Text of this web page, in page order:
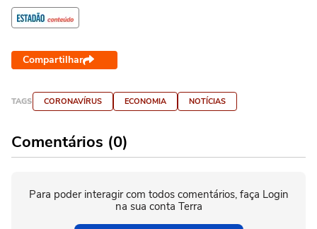
Compartilhar
TAGS CORONAVÍRUS ECONOMIA NOTÍCIAS
Comentários (0)
Para poder interagir com todos comentários, faça Login
na sua conta Terra